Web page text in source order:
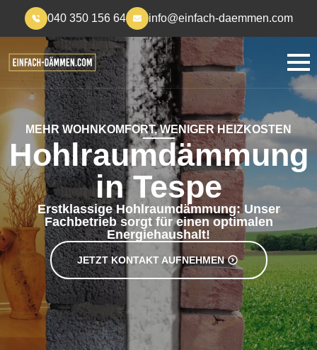
040 350 156 64 info@einfach-daemmen.com
MEHR WOHNKOMFORT, WENIGER HEIZKOSTEN
Hohlraumdämmung
in Tespe
Erstklassige Hohlraumdämmung: Unser
Fachbetrieb sorgt für einen optimalen
Energiehaushalt!
JETZT KONTAKT AUFNEHMEN